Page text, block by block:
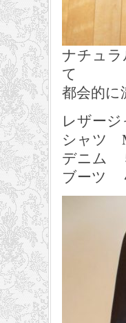
ナチュ
て
都会的
レザー
シャツ
デニム
ブーツ